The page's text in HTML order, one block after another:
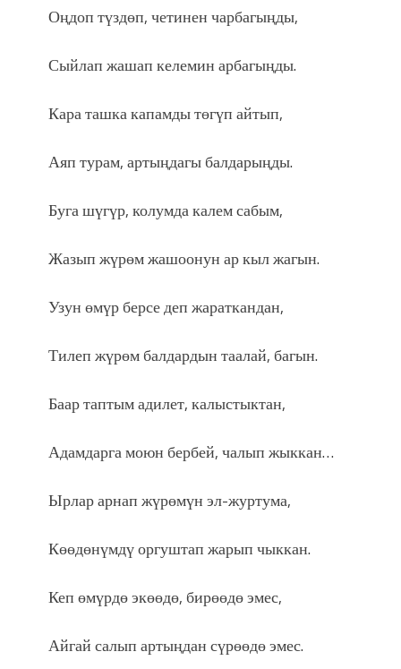
Оңдоп түздөп, четинен чарбагыңды,
Сыйлап жашап келемин арбагыңды.
Кара ташка капамды төгүп айтып,
Аяп турам, артыңдагы балдарыңды.
Буга шүгүр, колумда калем сабым,
Жазып жүрөм жашоонун ар кыл жагын.
Узун өмүр берсе деп жараткандан,
Тилеп жүрөм балдардын таалай, багын.
Баар таптым адилет, калыстыктан,
Адамдарга моюн бербей, чалып жыккан…
Ырлар арнап жүрөмүн эл-журтума,
Көөдөнүмдү оргуштап жарып чыккан.
Кеп өмүрдө экөөдө, бирөөдө эмес,
Айгай салып артыңдан сүрөөдө эмес.